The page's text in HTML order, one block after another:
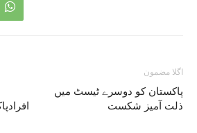
اگلا مضمون
پاکستان کو دوسرے ٹیسٹ میں
ذلت آمیز شکست